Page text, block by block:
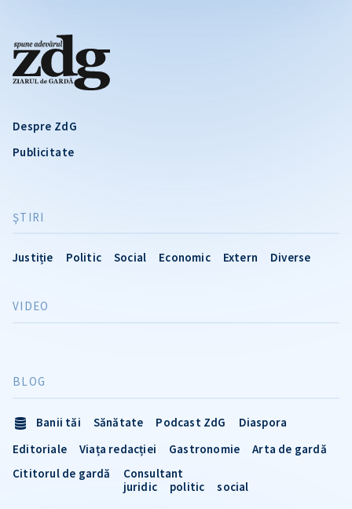
Despre ZdG
Publicitate
ŞTIRI
Justiție Politic Social Economic Extern Diverse
VIDEO
BLOG
Banii tăi Sănătate Podcast ZdG
Diaspora
Editoriale
Viața redacției Gastronomie
Arta de gardă
Cititorul de gardă
Consultant
juridic
politic social